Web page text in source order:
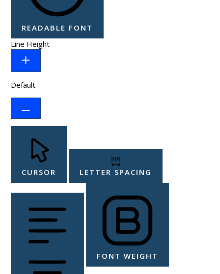
READABLE FONT
Line Height
Default
CURSOR LETTER SPACING
FONT WEIGHT